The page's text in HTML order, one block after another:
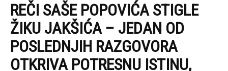
REČI SAŠE POPOVIĆA STIGLE
ŽIKU JAKŠIĆA – JEDAN OD
POSLEDNJIH RAZGOVORA
OTKRIVA POTRESNU ISTINU,